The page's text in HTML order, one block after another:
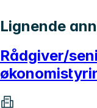
Lignende
Rådgiver/